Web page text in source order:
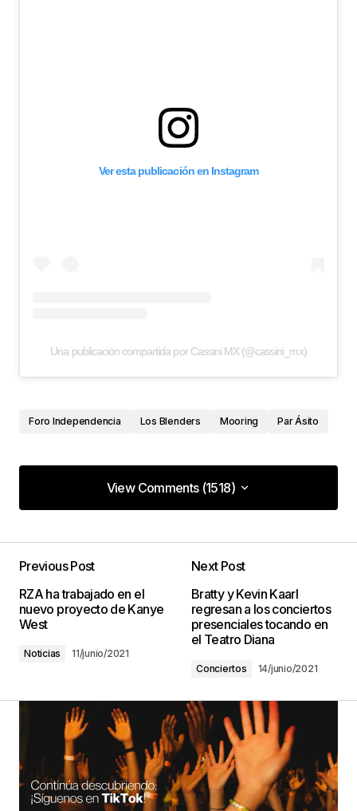
Ver esta publicación en Instagram
Una publicación compartida por Cassini MX (@cassini_mx)
Foro Independencia Los Blenders Mooring Par Ásito
View Comments (1518)
View Comments (1518)
Amazingness is the essential to success!
Camper Van Collision Repair Shop Near Me
18/enero/2023 at 20:27
This is one of the most reliable ever before!
RV Collision Repair Shops Nearby
Amazingness will change your life for the better.
transit van repair panels
21/enero/2023 at 15:26
Previous Post
RZA ha trabajado en el
nuevo proyecto de Kanye
West
Noticias 11/junio/2021
Next Post
Bratty y Kevin Kaarl
regresan a los conciertos
presenciales tocando en
el Teatro Diana
Conciertos 14/junio/2021